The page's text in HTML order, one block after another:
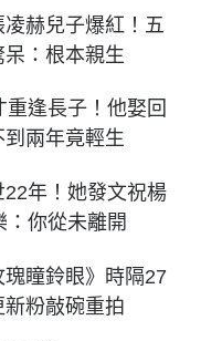
凌赫兒子爆紅！五
：根本親生
逢長子！他娶回
兩年竟輕生
年！她發文祝楊
：你從未離開
瞳鈴眼》時隔27
粉敲碗重拍